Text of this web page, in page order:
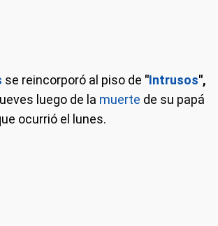
se reincorporó al piso de "Intrusos",
luego de la muerte de su papá
ocurrió el lunes.